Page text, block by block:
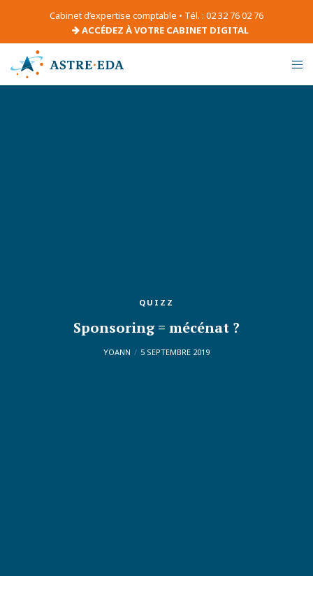
Cabinet d’expertise comptable • Tél. : 02 32 76 02 76
ACCÉDEZ À VOTRE CABINET DIGITAL
QUIZZ
Sponsoring = mécénat ?
YOANN 5 SEPTEMBRE 2019